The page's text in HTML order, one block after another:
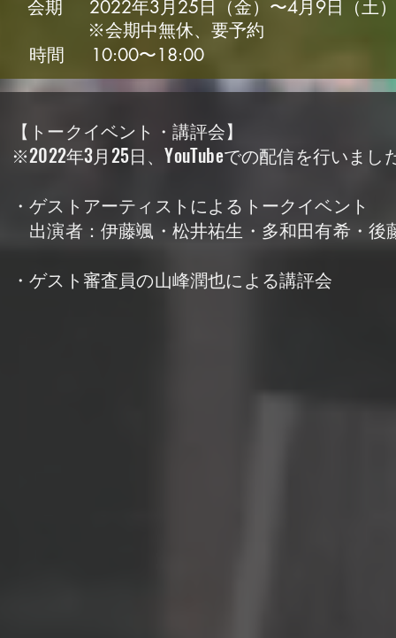
会期 2022年3月25日（金）〜4月9日（土）
※会期中無休、要予約
時間 10:00〜18:00
【トークイベント・講評会】
※2022年3月25日、YouTubeでの配信を行いまし
・ゲストアーティストによるトークイベント
出演者：伊藤颯・松井祐生・多和田有希・後
・ゲスト審査員の山峰潤也による講評会